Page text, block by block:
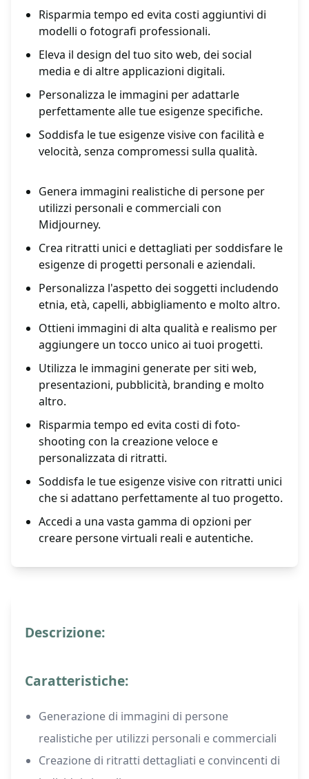
Risparmia tempo ed evita costi aggiuntivi di
modelli o fotografi professionali.
Eleva il design del tuo sito web, dei social
media e di altre applicazioni digitali.
Personalizza le immagini per adattarle
perfettamente alle tue esigenze specifiche.
Soddisfa le tue esigenze visive con facilità e
velocità, senza compromessi sulla qualità.
Genera immagini realistiche di persone per
utilizzi personali e commerciali con
Midjourney.
Crea ritratti unici e dettagliati per soddisfare le
esigenze di progetti personali e aziendali.
Personalizza l'aspetto dei soggetti includendo
etnia, età, capelli, abbigliamento e molto altro.
Ottieni immagini di alta qualità e realismo per
aggiungere un tocco unico ai tuoi progetti.
Utilizza le immagini generate per siti web,
presentazioni, pubblicità, branding e molto
altro.
Risparmia tempo ed evita costi di foto-
shooting con la creazione veloce e
personalizzata di ritratti.
Soddisfa le tue esigenze visive con ritratti unici
che si adattano perfettamente al tuo progetto.
Accedi a una vasta gamma di opzioni per
creare persone virtuali reali e autentiche.
Descrizione:
Caratteristiche:
Generazione di immagini di persone
realistiche per utilizzi personali e commerciali
Creazione di ritratti dettagliati e convincenti di